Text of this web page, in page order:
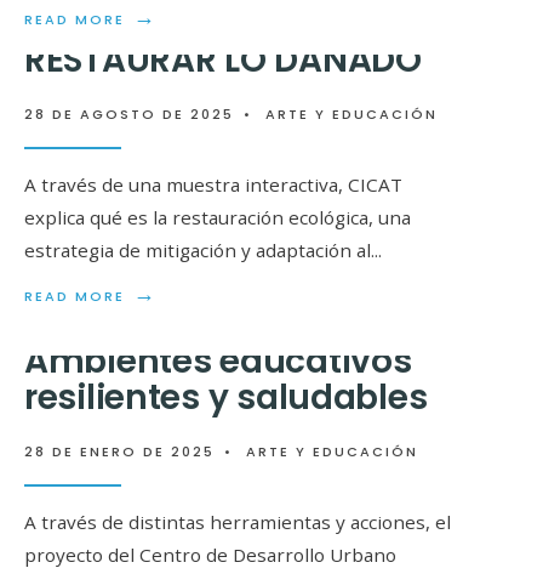
READ MORE →
RESTAURAR LO DAÑADO
28 DE AGOSTO DE 2025 • ARTE Y EDUCACIÓN
A través de una muestra interactiva, CICAT
explica qué es la restauración ecológica, una
estrategia de mitigación y adaptación al...
READ MORE →
10 años de jornadas
científicas en Llico
31 DE ENERO DE 2025 • ARTE Y EDUCACIÓN
Ambientes educativos
resilientes y saludables
28 DE ENERO DE 2025 • ARTE Y EDUCACIÓN
A través de distintas herramientas y acciones, el
proyecto del Centro de Desarrollo Urbano